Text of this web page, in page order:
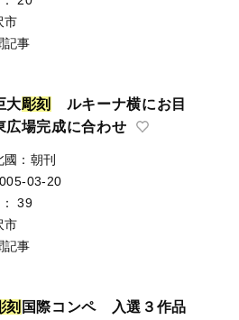
市
記事
大彫刻
ルキーナ横にお目
場完成に合わせ
國：朝刊
03-20
：
39
市
記事
刻 国際コンペ 入選３作品